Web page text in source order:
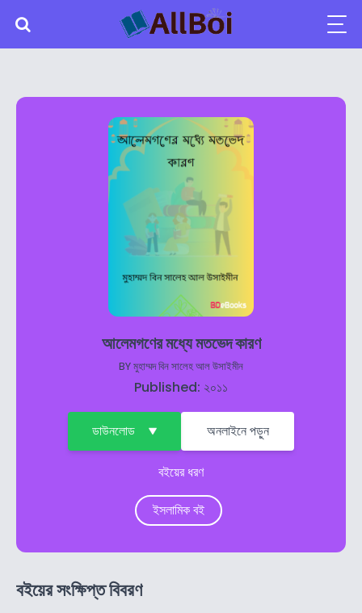
আলেমগণের মধ্যে মতভেদ কারণ
BYমুহাম্মদ বিন সালেহ আল উসাইমীন
Published: ২০১১
ডাউনলোড অনলাইনে পড়ুন
বইয়ের ধরণ
ইসলামিক বই
বইয়ের সংক্ষিপ্ত বিবরণ